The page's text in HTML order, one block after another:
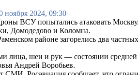
ноября 2024, 09:30
ВСУ попытались атаковать
Домодедово и Коломна.
районе загорелись два
лица, шеи и рук — состоянии
Андрей Воробьев.